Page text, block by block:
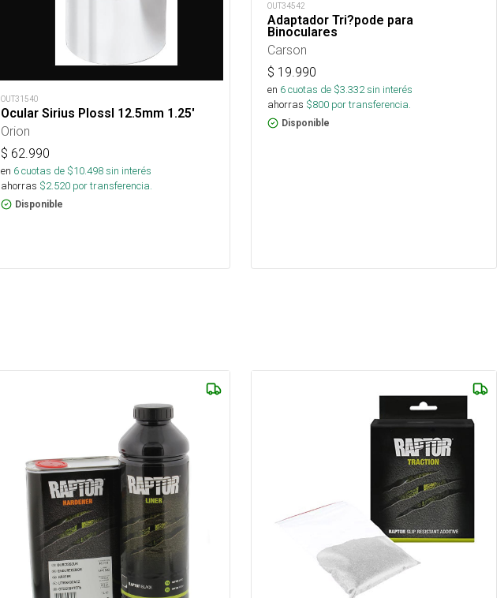
OUT31540
Ocular Sirius Plossl 12.5mm 1.25'
Orion
$ 62.990
en 6cuotas de $10.498sin interés
ahorras $2.520 por transferencia.
Disponible
OUT34542
Adaptador Tri?pode para
Binoculares
Carson
$ 19.990
en 6cuotas de $3.332sin interés
ahorras $800 por transferencia.
Disponible